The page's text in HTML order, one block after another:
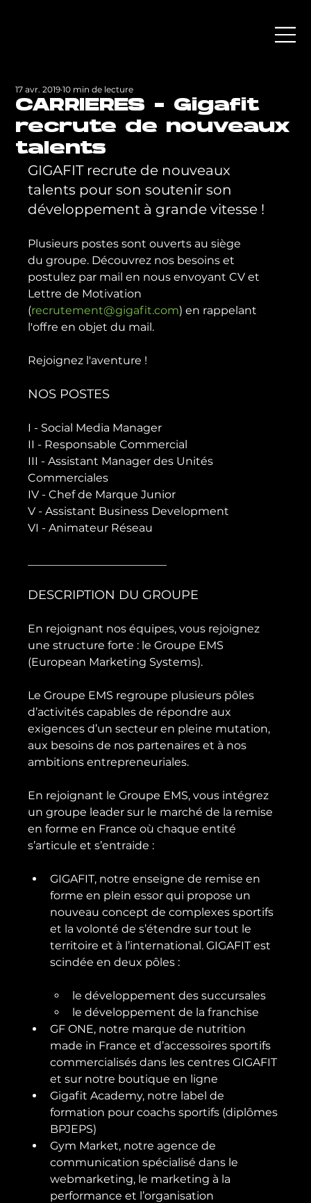
CARRIERES - Gigafit
recrute de nouveaux
talents
17 avr. 2019 10 min de lecture
GIGAFIT recrute de nouveaux
talents pour son soutenir son
développement à grande vitesse !
Plusieurs postes sont ouverts au siège
du groupe. Découvrez nos besoins et
postulez par mail en nous envoyant CV et
Lettre de Motivation
(recrutement@gigafit.com) en rappelant
l'offre en objet du mail.
NOS POSTES
I - Social Media Manager
II - Responsable Commercial
III - Assistant Manager des Unités
Commerciales
IV - Chef de Marque Junior
V - Assistant Business Development
VI - Animateur Réseau
DESCRIPTION DU GROUPE
En rejoignant nos équipes, vous rejoignez
une structure forte : le Groupe EMS
(European Marketing Systems).
Le Groupe EMS regroupe plusieurs pôles
d’activités capables de répondre aux
exigences d’un secteur en pleine mutation,
aux besoins de nos partenaires et à nos
ambitions entrepreneuriales.
En rejoignant le Groupe EMS, vous intégrez
un groupe leader sur le marché de la remise
en forme en France où chaque entité
GIGAFIT, notre enseigne de remise en
forme en plein essor qui propose un
nouveau concept de complexes sportifs
et la volonté de s’étendre sur tout le
territoire et à l’international. GIGAFIT est
le développement des succursales
le développement de la franchise
GF ONE, notre marque de nutrition
made in France et d’accessoires sportifs
commercialisés dans les centres GIGAFIT
et sur notre boutique en ligne
Gigafit Academy, notre label de
formation pour coachs sportifs (diplômes
BPJEPS)
Gym Market, notre agence de
communication spécialisé dans le
webmarketing, le marketing à la
performance et l’organisation